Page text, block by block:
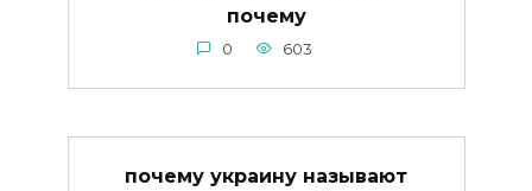
почему
0 603
почему украину называют